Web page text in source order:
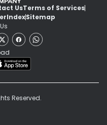
UsTerms of Services
IndexSitemap
Reserved.